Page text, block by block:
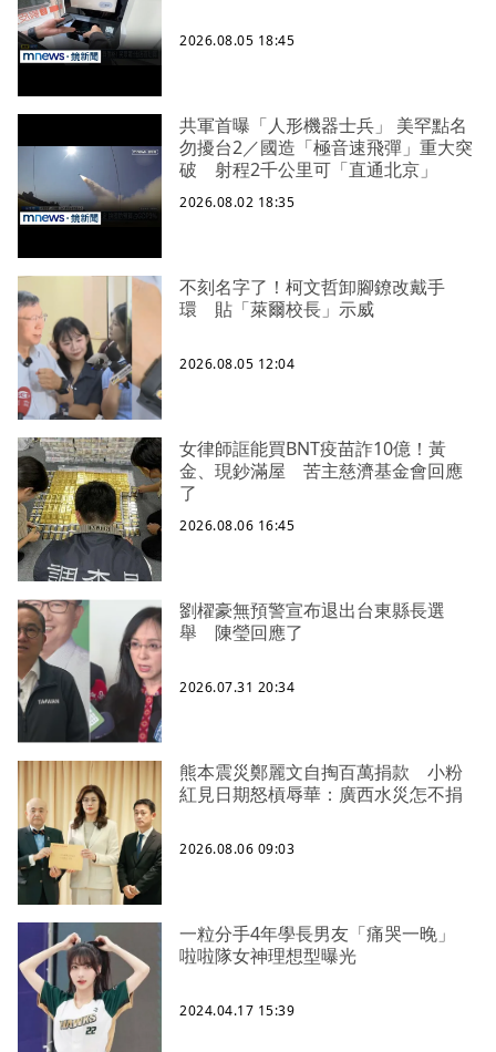
2026.08.05 18:45
共軍首曝「人形機器士兵」 美罕點名
勿擾台2／國造「極音速飛彈」重大突
破 射程2千公里可「直通北京」
2026.08.02 18:35
不刻名字了！柯文哲卸腳鐐改戴手
環 貼「萊爾校長」示威
2026.08.05 12:04
女律師誆能買BNT疫苗詐10億！黃
金、現鈔滿屋 苦主慈濟基金會回應
了
2026.08.06 16:45
劉櫂豪無預警宣布退出台東縣長選
舉 陳瑩回應了
2026.07.31 20:34
熊本震災鄭麗文自掏百萬捐款 小粉
紅見日期怒槓辱華：廣西水災怎不捐
2026.08.06 09:03
一粒分手4年學長男友「痛哭一晚」
啦啦隊女神理想型曝光
2024.04.17 15:39